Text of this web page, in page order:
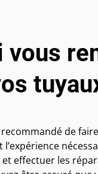
vous
de
effectuer les